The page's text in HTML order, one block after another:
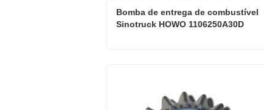
Bomba de entrega de combustível
Sinotruck HOWO 1106250A30D